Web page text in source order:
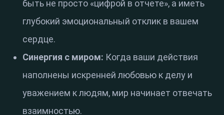
быть не просто «цифрой в отчете», а иметь
глубокий эмоциональный отклик в вашем
сердце.
Синергия с миром: Когда ваши действия
наполнены искренней любовью к делу и
уважением к людям, мир начинает отвечать
взаимностью.